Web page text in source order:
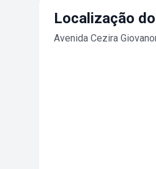
Localização
Avenida Cezira